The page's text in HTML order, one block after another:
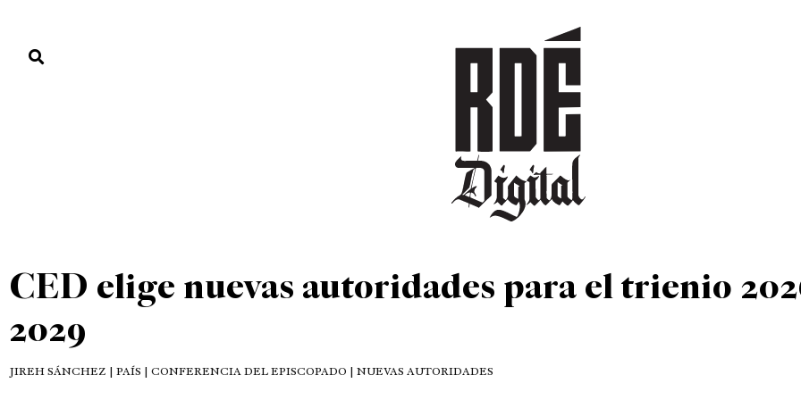
DEPORTES CULTURA ENTRETENIMIENTO
CED elige nuevas autoridades para el trienio
2029
JIREH SÁNCHEZ | PAÍS | CONFERENCIA DEL EPISCOPADO | NUEVAS AUTORIDADES